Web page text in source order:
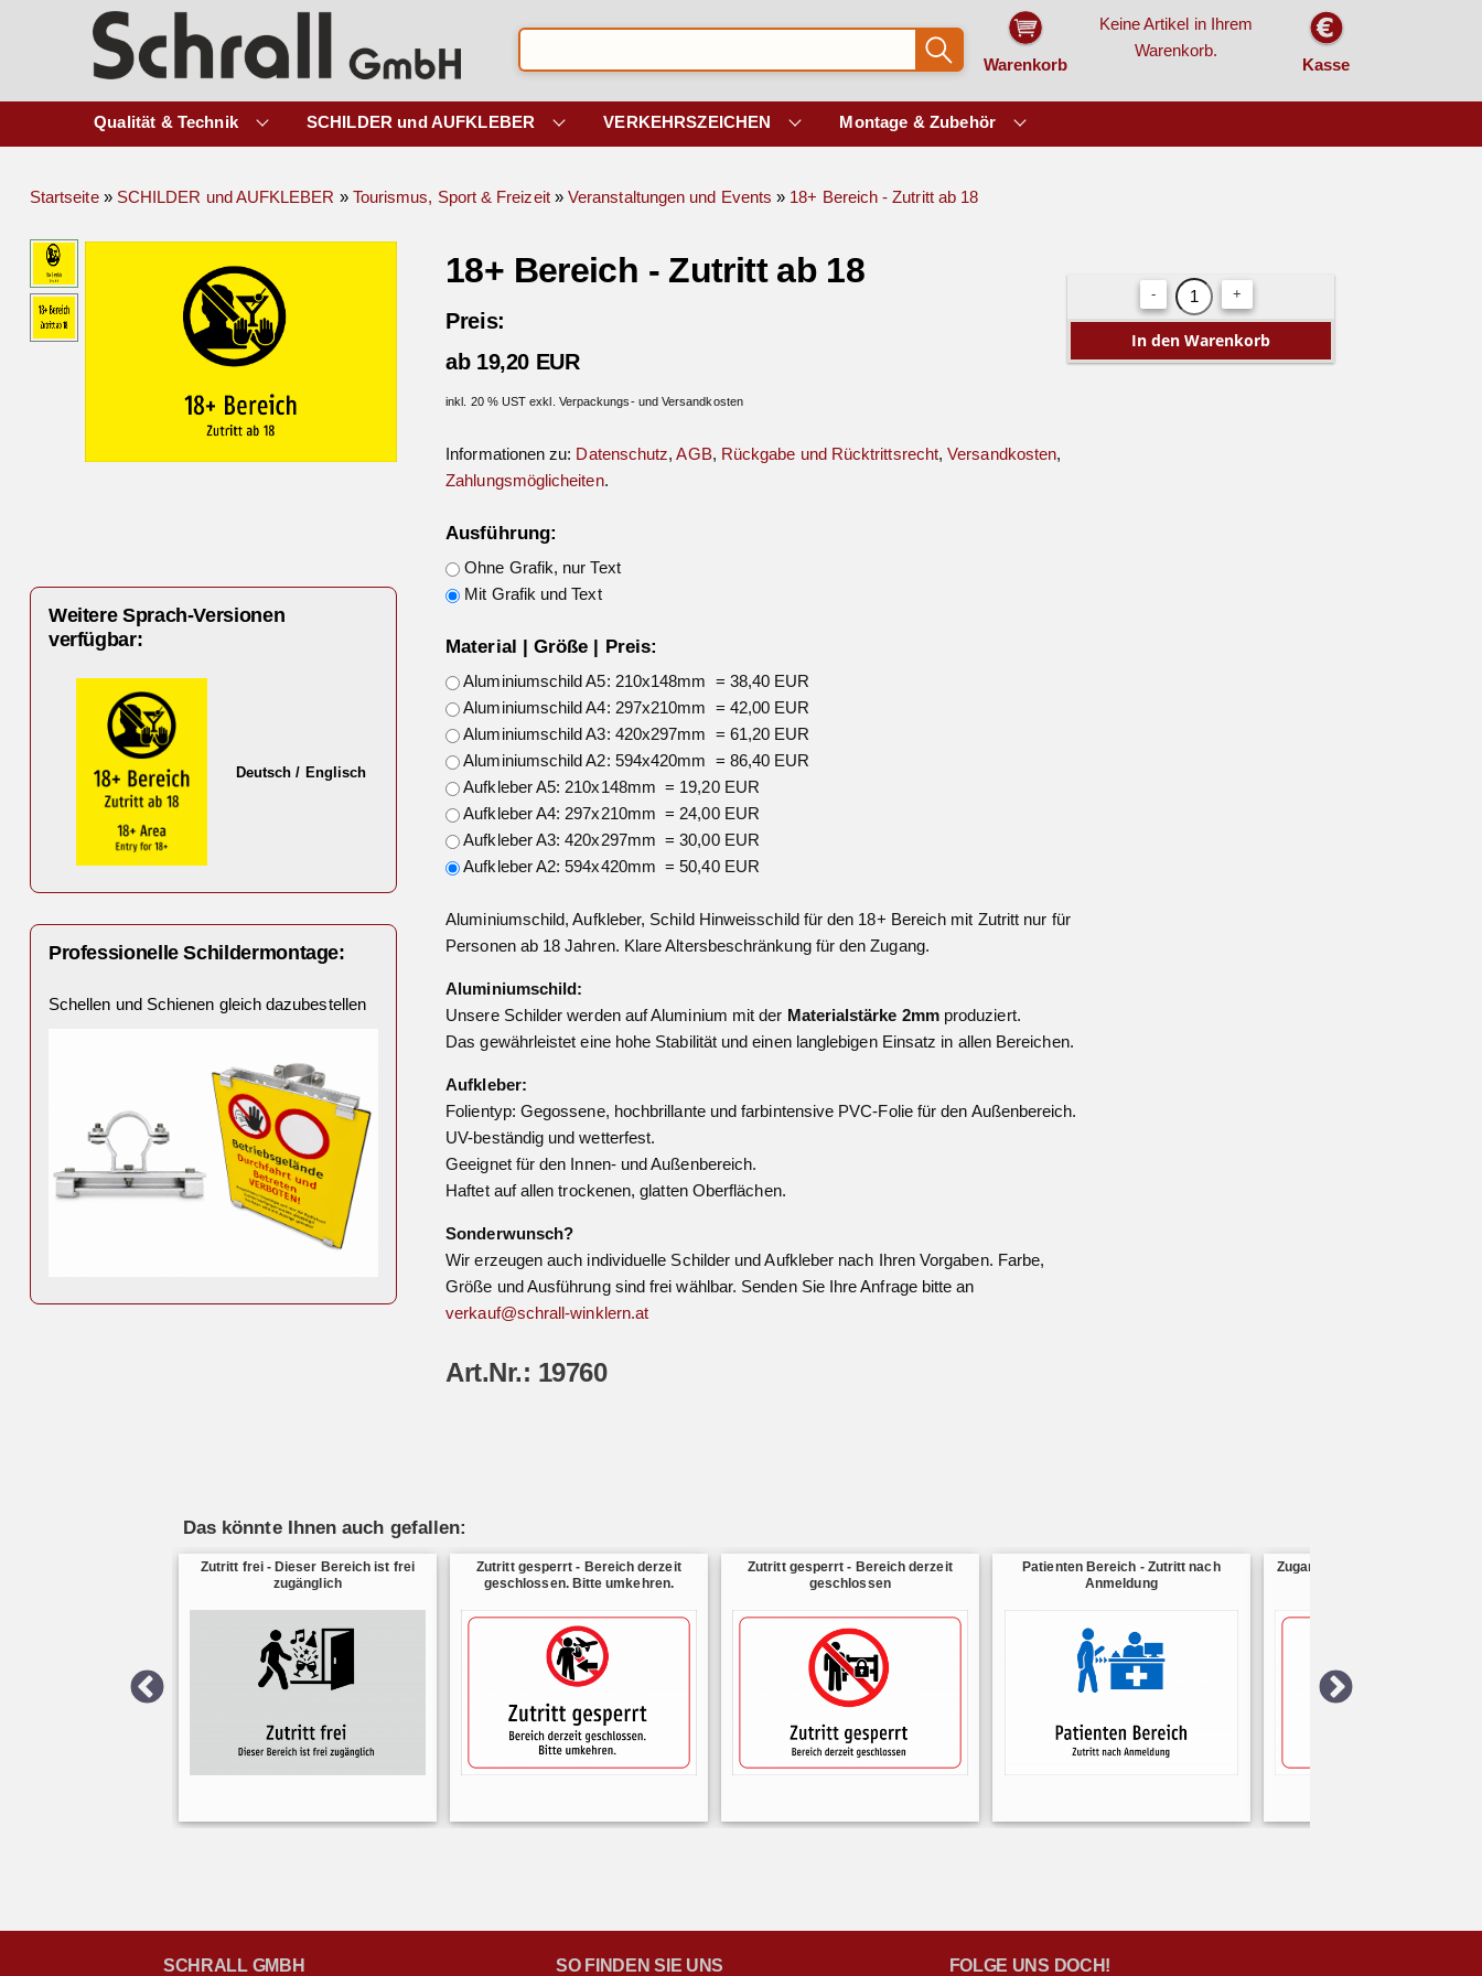
Warenkorb
Keine Artikel in Ihrem
Warenkorb.
Kasse
Qualität & Technik SCHILDER und AUFKLEBER VERKEHRSZEICHEN Montage & Zubehör
Startseite» SCHILDER und AUFKLEBER » Tourismus, Sport & Freizeit»Veranstaltungen und Events » 18+ Bereich - Zutritt ab 18
- +
Weitere Sprach-Versionen
verfügbar:
Deutsch / Englisch
Professionelle Schildermontage:
Schellen und Schienen gleich dazubestellen
18+ Bereich - Zutritt ab 18
Preis:
ab 19,20 EUR
inkl. 20 % UST exkl. Verpackungs- und Versandkosten
Informationen zu: Datenschutz,AGB, Rückgabe und Rücktrittsrecht,Versandkosten,
Zahlungsmöglicheiten.
Ausführung:
Ohne Grafik, nur Text
Mit Grafik und Text
Material | Größe | Preis:
Aluminiumschild A5: 210x148mm = 38,40 EUR
Aluminiumschild A4: 297x210mm = 42,00 EUR
Aluminiumschild A3: 420x297mm = 61,20 EUR
Aluminiumschild A2: 594x420mm = 86,40 EUR
Aufkleber A5: 210x148mm = 19,20 EUR
Aufkleber A4: 297x210mm = 24,00 EUR
Aufkleber A3: 420x297mm = 30,00 EUR
Aufkleber A2: 594x420mm = 50,40 EUR
Aluminiumschild, Aufkleber, Schild Hinweisschild für den 18+ Bereich mit Zutritt nur für
Personen ab 18 Jahren. Klare Altersbeschränkung für den Zugang.
Aluminiumschild:
Unsere Schilder werden auf Aluminium mit der Materialstärke 2mmproduziert.
Das gewährleistet eine hohe Stabilität und einen langlebigen Einsatz in allen Bereichen.
Aufkleber:
Folientyp: Gegossene, hochbrillante und farbintensive PVC-Folie für den Außenbereich.
UV-beständig und wetterfest.
Geeignet für den Innen- und Außenbereich.
Haftet auf allen trockenen, glatten Oberflächen.
Sonderwunsch?
Wir erzeugen auch individuelle Schilder und Aufkleber nach Ihren Vorgaben. Farbe,
Größe und Ausführung sind frei wählbar. Senden Sie Ihre Anfrage bitte an
verkauf@schrall-winklern.at
Art.Nr.: 19760
Das könnte Ihnen auch gefallen:
Zutritt frei - Dieser Bereich ist frei
zugänglich
Zutritt gesperrt - Bereich derzeit
geschlossen. Bitte umkehren.
Zutritt gesperrt - Bereich derzeit
geschlossen
Patienten Bereich - Zutritt nach
Anmeldung
Zugang gesperrt - Dieser
SCHRALL GMBH SO FINDEN SIE UNS FOLGE UNS DOCH!